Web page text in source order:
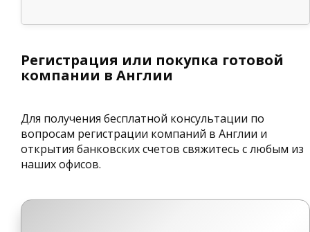
Регистрация или покупка готовой
компании в Англии
Для получения бесплатной консультации по
вопросам регистрации компаний в Англии и
открытия банковских счетов свяжитесь с любым из
наших офисов.